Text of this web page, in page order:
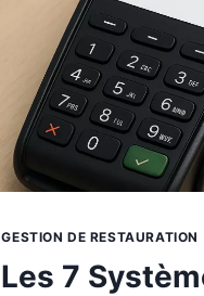
ÉPICÉS)
GESTION DE RESTAURATION
Les 7